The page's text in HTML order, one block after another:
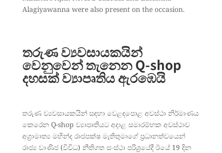
Alagiyawanna were also present on the occasion.
තරුණ ව්‍යවසායකයින්
වෙනුවෙන් තැනෙන Q-shop
දහසක්ව්‍යාපෘතිය ඇරඹෙයි
තරුණ ව්‍යවසායකයින් සඳහා වෙළඳපොළ අවස්ථා නිර්මාණය
කෙරෙන Q-shop ව්‍යාපෘතියට අදාළ සමාරම්භක අවස්ථාව
අග්‍රාමාත්‍ය මහින්ද රාජපක්ෂ මැතිතුමාගේ ප්‍රධානත්වයෙන්
රාජ්‍ය වාණිජ (විවිධ) නීතිගත සංස්ථා පරිශ්‍රයේදී ඊයේ 19 දින